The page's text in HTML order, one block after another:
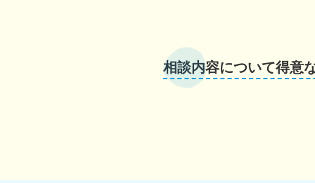
相談内容について得意